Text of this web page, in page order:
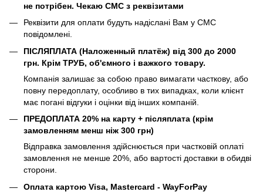
не потрібен. Чекаю СМС з реквізитами
Реквізити для оплати будуть надіслані Вам у СМС
повідомлені.
ПІСЛЯПЛАТА (Наложенный платёж) від 300 до 2000
грн. Крім ТРУБ, об'ємного і важкого товару.
Компанія залишає за собою право вимагати часткову, або
повну передоплату, особливо в тих випадках, коли клієнт
має погані відгуки і оцінки від інших компаній.
ПРЕДОПЛАТА 20% на карту + післяплата (крім
замовленням менш ніж 300 грн)
Відправка замовлення здійснюється при частковій оплаті
замовлення не менше 20%, або вартості доставки в обидві
сторони.
Оплата картою Visa, Mastercard - WayForPay